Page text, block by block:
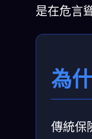
是在危言
為
傳統保